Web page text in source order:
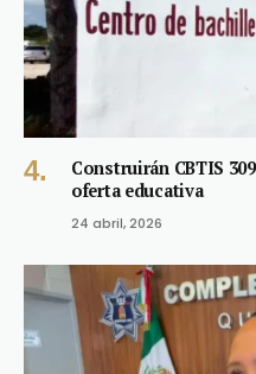
Construirán CBTIS
oferta educativa
24 abril, 2026